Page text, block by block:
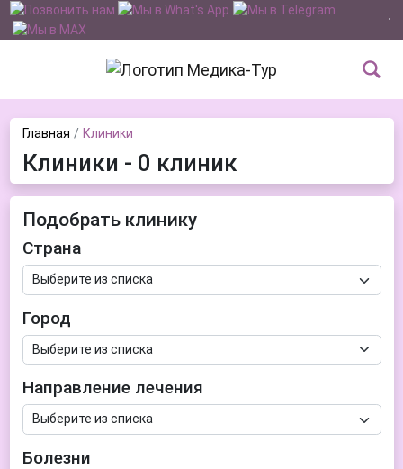
Главная Клиники
Клиники - 0 клиник
Подобрать клинику
Страна
Город
Направление лечения
Болезни